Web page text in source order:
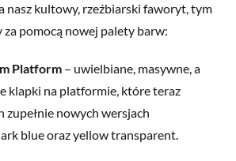
nasz kultowy, rzeźbiarski faworyt, tym
za pomocą nowej palety barw:
Platform – uwielbiane, masywne, a
klapki na platformie, które teraz
nowych wersjach
blue oraz yellow transparent.